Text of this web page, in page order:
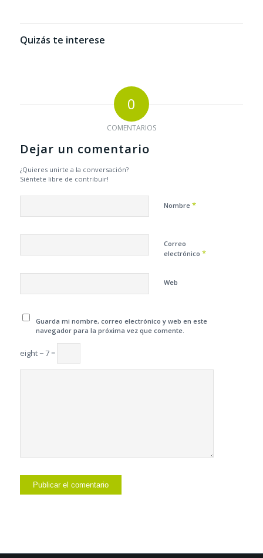
Quizás te interese
0
COMENTARIOS
Dejar un comentario
¿Quieres unirte a la conversación?
Siéntete libre de contribuir!
Nombre *
Correo
electrónico *
Web
Guarda mi nombre, correo electrónico y web en este
navegador para la próxima vez que comente.
eight − 7 =